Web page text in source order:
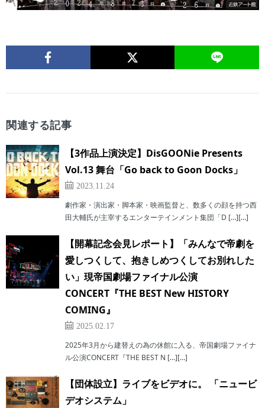
関連する記事
【3作品上演決定】DisGOONie Presents
Vol.13 舞台「Go back to Goon Docks」
2023.11.24
劇作家・演出家・脚本家・映画監督と、数多くの顔を持つ西
田大輔氏が主宰するエンターテインメント集団「D […][…]
【開幕記念会見レポート】「みんなで帝劇を
愛しつくして、抱きしめつくしてお別れした
い」現帝国劇場ファイナル公演
CONCERT『THE BEST New HISTORY
COMING』
2025.02.17
2025年3月から建替えの為の休館に入る、帝国劇場ファイナ
ル公演CONCERT『THE BEST N […][…]
【団体設立】ライブをビデオに。 「ニュービ
デオシステム」